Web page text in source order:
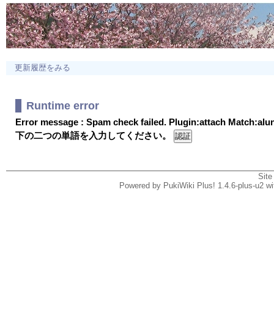
更新履歴をみる
Runtime error
Error message : Spam check failed. Plugin:attach
下の二つの単語を入力してください。
Powered by PukiWiki Plus! 1.4.6-plus-u2